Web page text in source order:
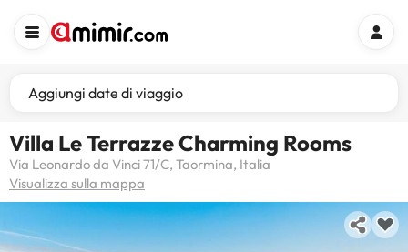
Aggiungi date di viaggio
Villa Le Terrazze Charming Rooms
Via Leonardo da Vinci 71/C, Taormina, Italia
Visualizza sulla mappa